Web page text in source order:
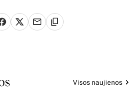
Visos naujienos